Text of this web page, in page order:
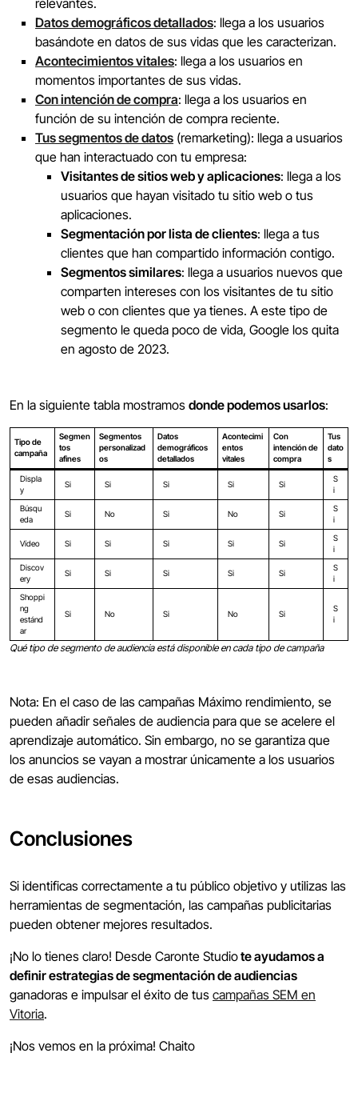
Datos demográficos detallados: llega a los usuarios
basándote en datos de sus vidas que les caracterizan.
Acontecimientos vitales: llega a los usuarios en
momentos importantes de sus vidas.
Con intención de compra: llega a los usuarios en
función de su intención de compra reciente.
Tus segmentos de datos (remarketing): llega a usuarios
que han interactuado con tu empresa:
Visitantes de sitios web y aplicaciones: llega a los
usuarios que hayan visitado tu sitio web o tus
aplicaciones.
Segmentación por lista de clientes: llega a tus
clientes que han compartido información contigo.
Segmentos similares: llega a usuarios nuevos que
comparten intereses con los visitantes de tu sitio
web o con clientes que ya tienes. A este tipo de
segmento le queda poco de vida, Google los quita
en agosto de 2023.
En la siguiente tabla mostramos donde podemos usarlos:
Tipo de
campaña
Segmen
tos
afines
Segmentos
personalizad
os
Datos
demográficos
detallados
Acontecimi
entos
vitales
Con
intención de
compra
Tus
dato
s
Displa
y
Si Si Si Si Si
S
i
Búsqu
eda
Si No Si No Si
S
i
Vídeo Si Si Si Si Si
S
i
Discov
ery
Si Si Si Si Si
S
i
Shoppi
ng
estánd
ar
Si No Si No Si
S
i
Qué tipo de segmento de audiencia está disponible en cada tipo de campaña
Nota: En el caso de las campañas Máximo rendimiento, se
pueden añadir señales de audiencia para que se acelere el
aprendizaje automático. Sin embargo, no se garantiza que
los anuncios se vayan a mostrar únicamente a los usuarios
de esas audiencias.
Conclusiones
Si identificas correctamente a tu público objetivo y utilizas las
herramientas de segmentación, las campañas publicitarias
pueden obtener mejores resultados.
¡No lo tienes claro! Desde Caronte Studiote ayudamos a
definir estrategias de segmentación de audiencias
ganadoras e impulsar el éxito de tus campañas SEM en
Vitoria.
¡Nos vemos en la próxima! Chaito